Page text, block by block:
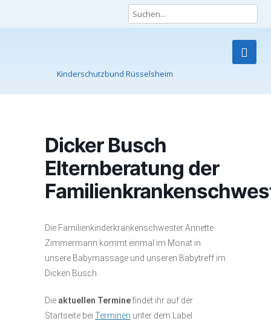
Kinderschutzbund Rüsselsheim
Skip
Dicker Busch
Elternberatung der
Die Familienkinderkrankenschwester Annette
Zimmermann kommt einmal im Monat in
unsere Babymassage und unseren Babytreff im
Dicken Busch.
Die aktuellen Terminefindet ihr auf der
Startseite bei Terminen unter dem Label